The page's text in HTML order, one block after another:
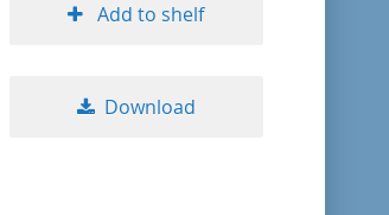
Add to shelf
Download